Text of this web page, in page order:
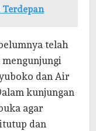
Terdepan
telah
mengunjungi
dan Air
kunjungan
agar
dan